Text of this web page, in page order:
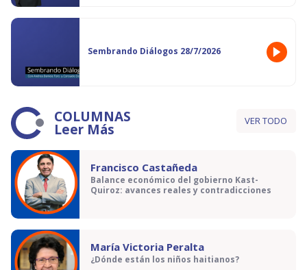
Sembrando Diálogos 28/7/2026
COLUMNAS
Leer Más VER TODO
Francisco Castañeda
Balance económico del gobierno Kast-
Quiroz: avances reales y contradicciones
María Victoria Peralta
¿Dónde están los niños haitianos?